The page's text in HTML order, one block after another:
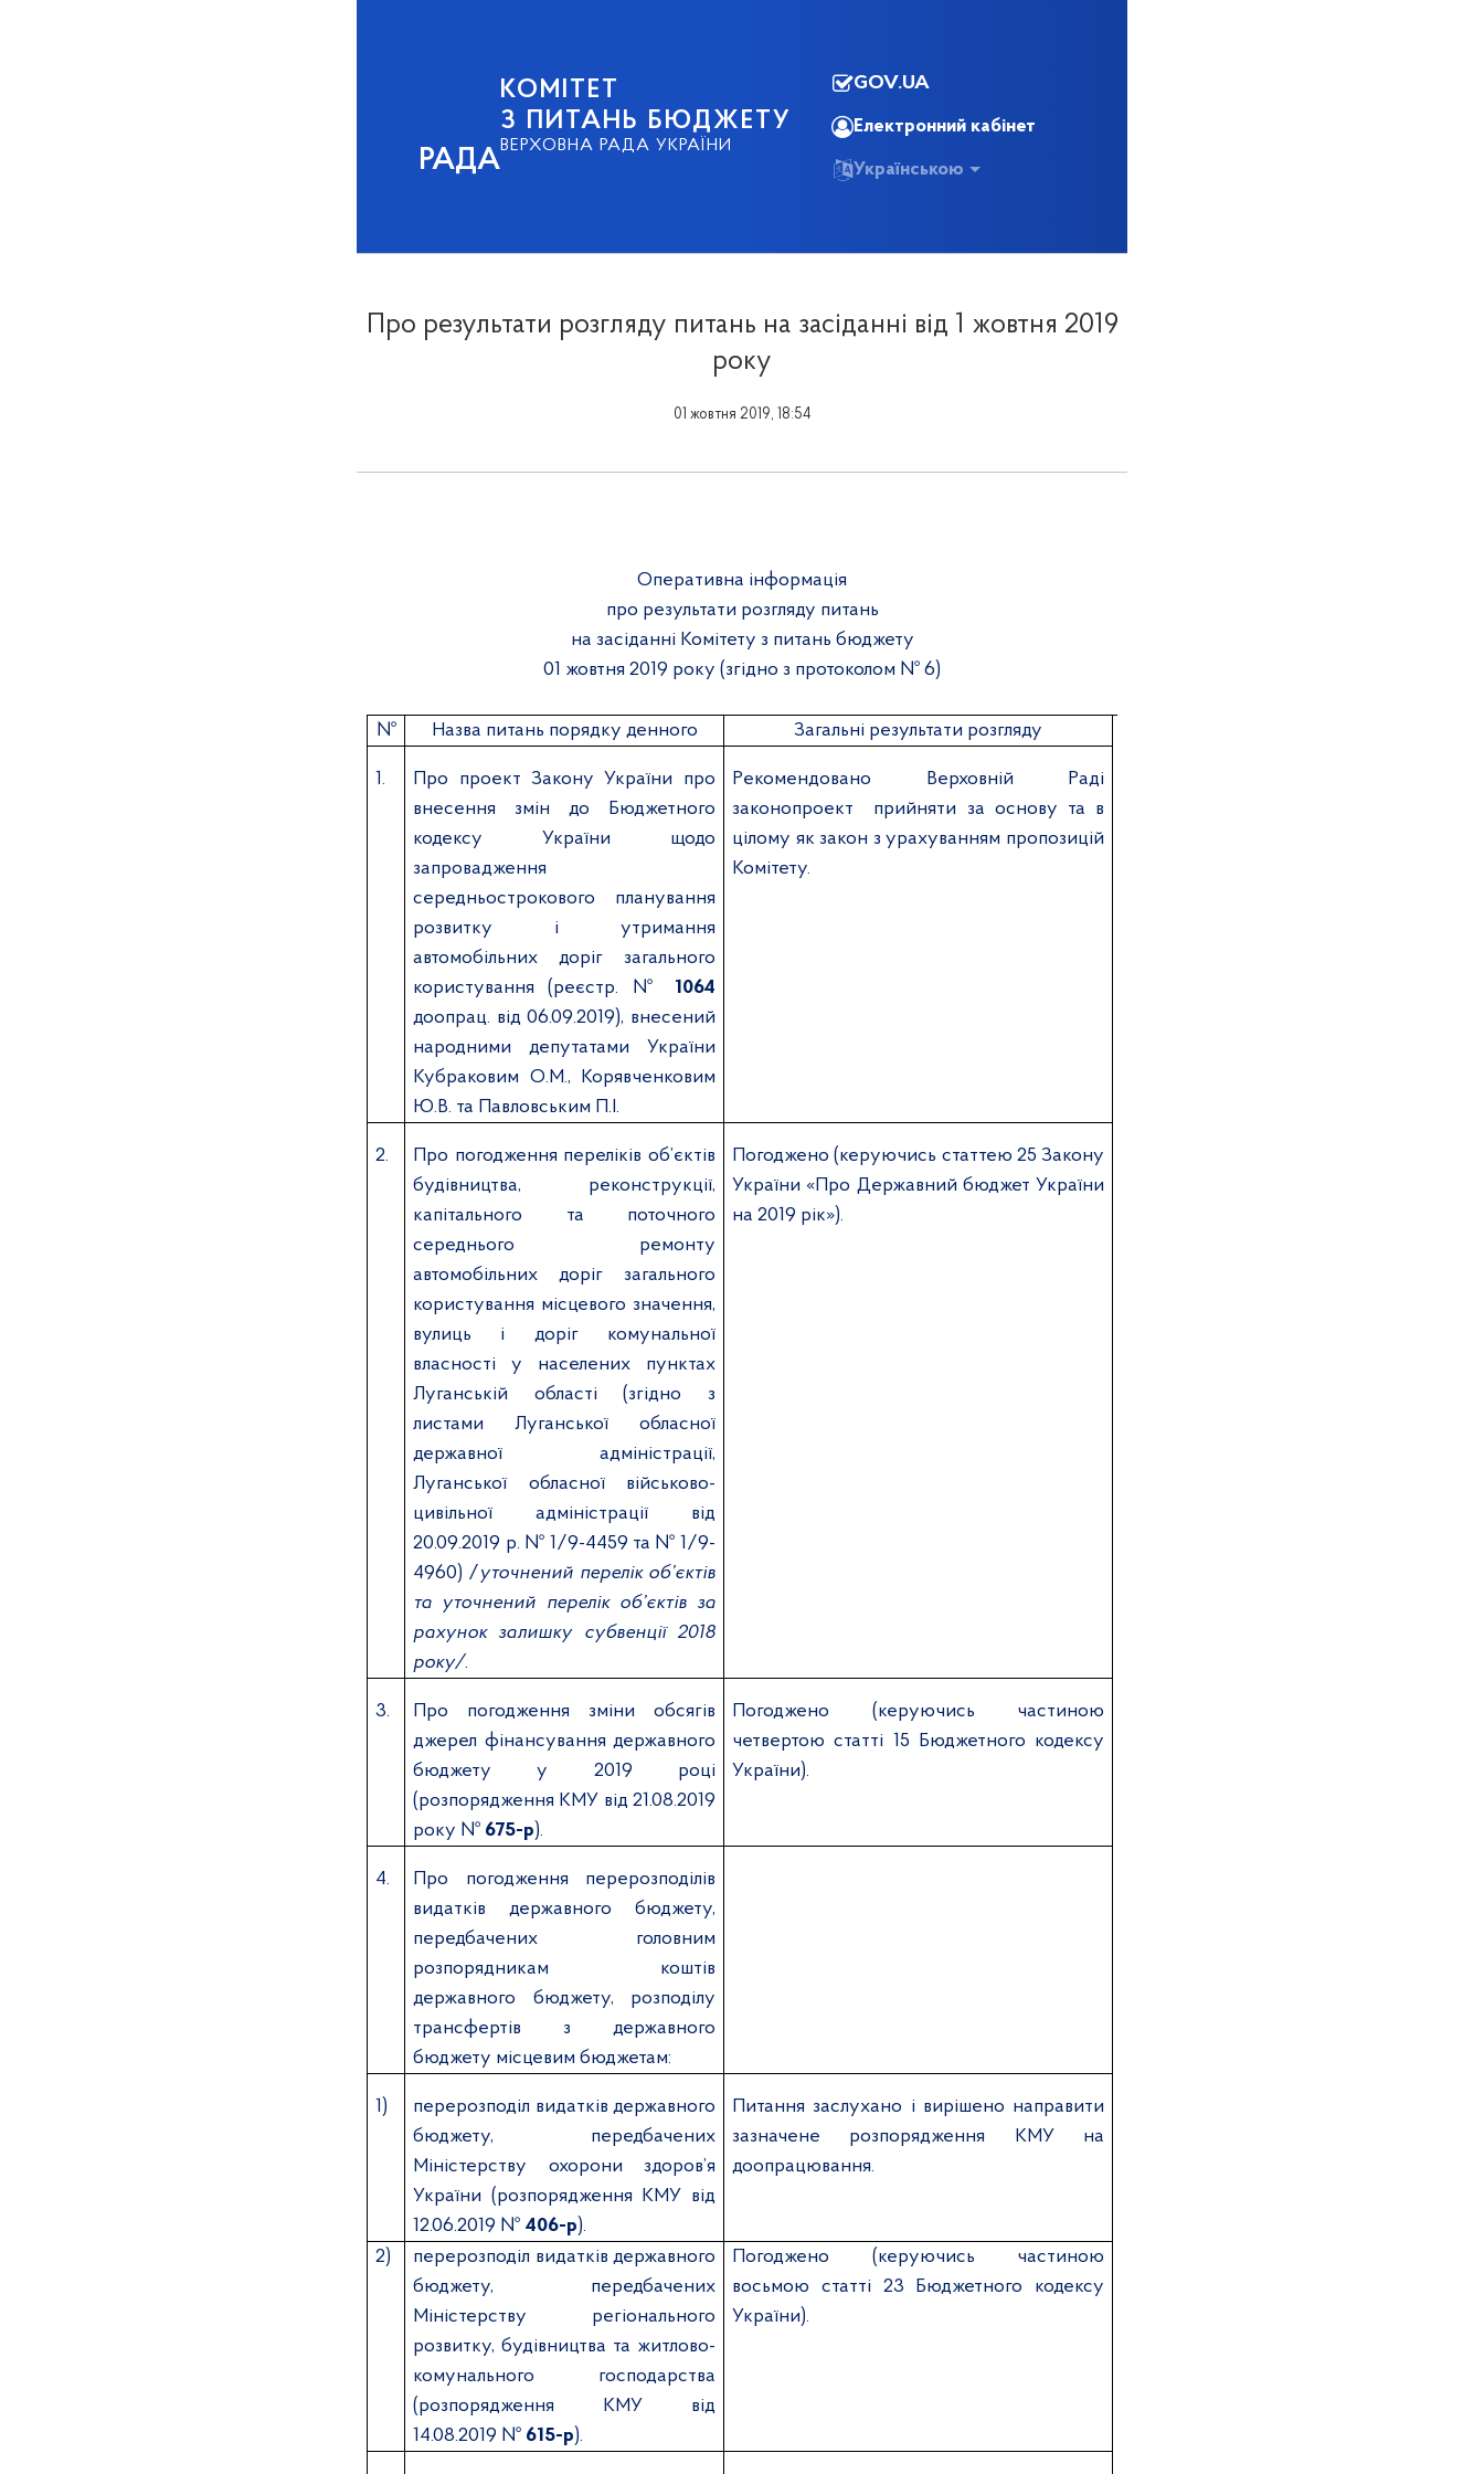
РАДА
КОМІТЕТ
З ПИТАНЬ БЮДЖЕТУ
ВЕРХОВНА РАДА УКРАЇНИ
GOV.UA
Електронний кабінет
Українською
Про результати розгляду питань на засіданні від 1 жовтня 2019
року
01 жовтня 2019, 18:54
Оперативна інформація
про результати розгляду питань
на засіданні Комітету з питань бюджету
01 жовтня 2019 року (згідно з протоколом № 6)
№ Назва питань порядку денного Загальні результати розгляду
1.
Про проект Закону України про
внесення змін до Бюджетного
кодексу України щодо
запровадження
середньострокового планування
розвитку і утримання
автомобільних доріг загального
користування (реєстр. № 1064
доопрац. від 06.09.2019), внесений
народними депутатами України
Кубраковим О.М., Корявченковим
Ю.В. та Павловським П.І.
Рекомендовано
Верховній Раді
законопроект
прийняти за основу та в
цілому як закон зурахуванням пропозицій
Комітету.
2.
Про погодження переліків об’єктів
будівництва, реконструкції,
капітального та поточного
середнього ремонту
автомобільних доріг загального
користування місцевого значення,
вулиць і доріг комунальної
власності у населених пунктах
Луганській області (згідно з
листами Луганської обласної
державної адміністрації,
Луганської обласної військово-
цивільної адміністрації від
20.09.2019 р. № 1/9-4459 та № 1/9-
4960) /уточнений перелік об’єктів
та уточнений перелік об’єктів за
рахунок залишку субвенції 2018
року/.
Погоджено (керуючись статтею 25 Закону
України «Про Державний бюджет України
на 2019 рік»).
3.
Про погодження зміни обсягів
джерел фінансування державного
бюджету у 2019 році
(розпорядження КМУ від 21.08.2019
року № 675-р).
Погоджено (керуючись частиною
четвертою статті 15 Бюджетного кодексу
України).
4.
Про погодження перерозподілів
видатків державного бюджету,
передбачених головним
розпорядникам коштів
державного бюджету, розподілу
трансфертів з державного
бюджету місцевим бюджетам:
1)
перерозподіл видатків державного
бюджету, передбачених
Міністерству охорони здоров’я
України (розпорядження КМУ від
12.06.2019 № 406-р).
Питання заслухано і вирішено направити
зазначене розпорядження КМУ на
доопрацювання.
2)
перерозподіл видатків державного
бюджету, передбачених
Міністерству регіонального
розвитку, будівництва та житлово-
комунального господарства
(розпорядження КМУ від
14.08.2019 № 615-р).
Погоджено (керуючись частиною
восьмою статті
23 Бюджетного кодексу
України).